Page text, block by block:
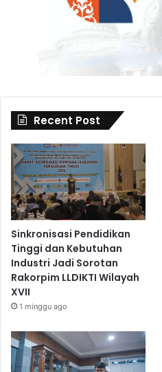
Recent Post
Sinkronisasi Pendidikan
Tinggi dan Kebutuhan
Industri Jadi Sorotan
Rakorpim LLDIKTI Wilayah
XVII
1 minggu ago